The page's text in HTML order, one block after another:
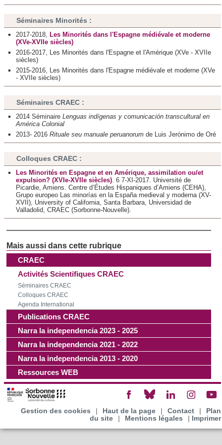
CRAEC
Activités Scientifiques CRAEC
Séminaires CRAEC
Colloques CRAEC
Agenda International
Publications CRAEC
Narra la independencia 2023 - 2025
Narra la independencia 2021 - 2022
Narra la independencia 2013 - 2020
Ressources WEB
Séminaires Minorités :
2017-2018, Les Minorités dans l'Espagne médiévale et moderne
(XVe-XVIIe siècles)
2016-2017, Les Minorités dans l'Espagne et l'Amérique (XVe - XVIIe
siècles)
2015-2016, Les Minorités dans l'Espagne médiévale et moderne (XVe
- XVIIe siècles)
Séminaires CRAEC :
2014 Séminaire Lenguas indígenas y comunicación transcultural en
América Colonial
2013- 2016 Rituale seu manuale peruanorum de Luis Jerónimo de Oré
Colloques CRAEC :
Les Minorités en Espagne et en Amérique, assimilation ou/et
expulsion? (XVIe-XVIIe siècles) . 6 7-XI-2017. Université de
Picardie, Amiens. Centre d’Études Hispaniques d’Amiens (CEHA),
Grupo europeo Las minorías en la España medieval y moderna (XV-
XVII), University of California, Santa Barbara, Universidad de
Valladolid, CRAEC (Sorbonne-Nouvelle).
Gestion des cookies Haut de la page Contact
Plan
du site
Mentions légales Imprimer